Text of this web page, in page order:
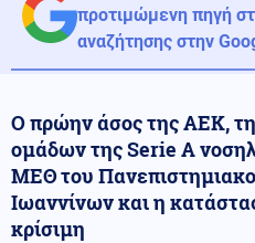
προτιμώμενη πηγή
αναζήτησης στην
Ο πρώην άσος της ΑΕΚ,
ομάδων της Serie A
ΜΕΘ του
Ιωαννίνων και η
κρίσιμη